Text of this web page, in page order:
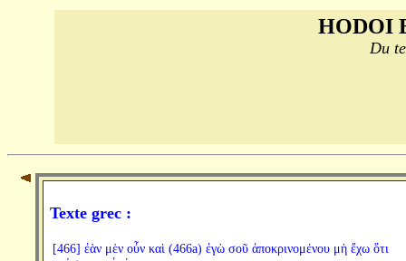
HODOI
Du
Texte grec :
[466] ἐὰν μὲν οὖν καὶ (466a) ἐγὼ σοῦ ἀποκρινομένου μὴ ἔχω ὅτι